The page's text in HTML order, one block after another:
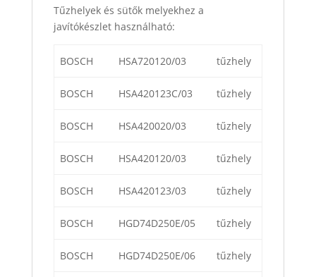
Tűzhelyek és sütők melyekhez a
javítókészlet használható:
BOSCH HSA720120/03 tűzhely
BOSCH HSA420123C/03 tűzhely
BOSCH HSA420020/03 tűzhely
BOSCH HSA420120/03 tűzhely
BOSCH HSA420123/03 tűzhely
BOSCH HGD74D250E/05 tűzhely
BOSCH HGD74D250E/06 tűzhely